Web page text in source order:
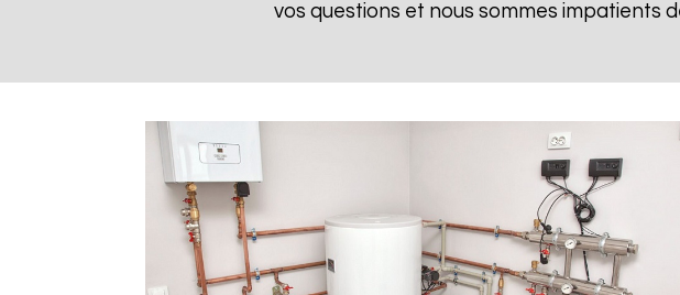
vos questions et nous sommes impatients